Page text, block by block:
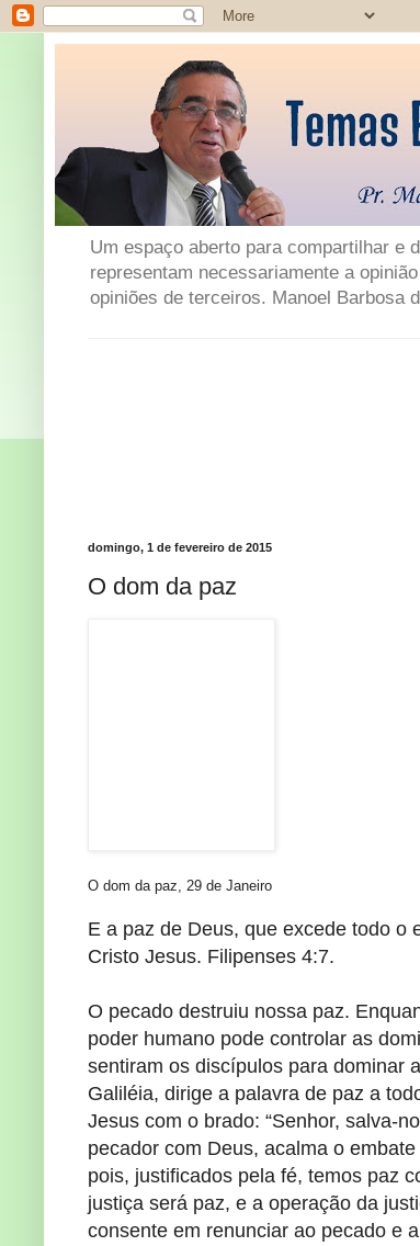
Um espaço aberto para compartilhar e
representam necessariamente a
opiniões de terceiros. Manoel Barbosa
domingo, 1 de fevereiro de 2015
O dom da paz
O dom da paz, 29 de Janeiro
E a paz de Deus, que excede todo o
Cristo Jesus. Filipenses 4:7.
O pecado destruiu nossa paz.
poder humano pode controlar as
sentiram os discípulos para dominar
Galiléia, dirige a palavra de paz a
Jesus com o brado: “Senhor, salva-
pecador com Deus, acalma o
pois, justificados pela fé, temos paz
justiça será paz, e a operação da
consente em renunciar ao pecado e